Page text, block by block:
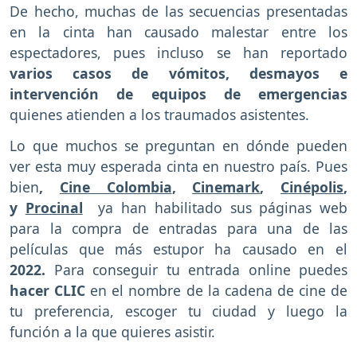
De hecho, muchas de las secuencias presentadas
en la cinta han causado malestar entre los
espectadores, pues incluso se han reportado
varios casos de vómitos, desmayos e
intervención de equipos de emergencias
quienes atienden a los traumados asistentes.
Lo que muchos se preguntan en dónde pueden
ver esta muy esperada cinta en nuestro país. Pues
bien, Cine Colombia, Cinemark, Cinépolis,
y Procinal
ya han habilitado sus páginas web
para la compra de entradas para una de las
películas que más estupor ha causado en el
2022. Para conseguir tu entrada online puedes
hacer CLIC en el nombre de la cadena de cine de
tu preferencia, escoger tu ciudad y luego la
función a la que quieres asistir.